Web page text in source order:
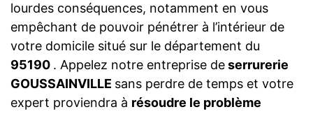
lourdes conséquences, notamment en vous
empêchant de pouvoir pénétrer à l’intérieur de
votre domicile situé sur le département du
95190 . Appelez notre entreprise deserrurerie
GOUSSAINVILLE sans perdre de temps et votre
expert proviendra à résoudre le problème